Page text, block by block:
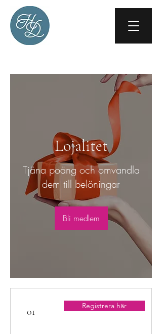
Lojalitet
Tjäna poäng och omvandla
dem till belöningar
Bli medlem
01 Registrera här